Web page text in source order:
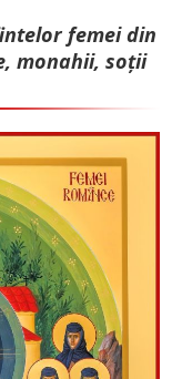
femei din
monahii, soții